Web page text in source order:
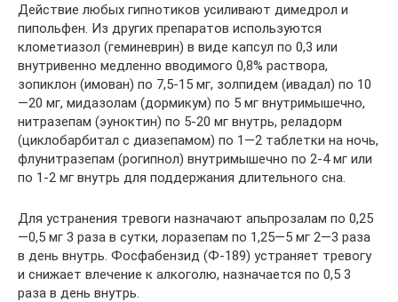
Действие любых гипнотиков усиливают димедрол и
пипольфен. Из других препаратов используются
клометиазол (геминеврин) в виде капсул по 0,3 или
внутривенно медленно вводимого 0,8% раствора,
зопиклон (имован) по 7,5-15 мг, золпидем (ивадал) по 10
—20 мг, мидазолам (дормикум) по 5 мг внутримышечно,
нитразепам (эуноктин) по 5-20 мг внутрь, реладорм
(циклобарбитал с диазепамом) по 1—2 таблетки на ночь,
флунитразепам (рогипнол) внутримышечно по 2-4 мг или
по 1-2 мг внутрь для поддержания длительного сна.
Для устранения тревоги назначают апьпрозалам по 0,25
—0,5 мг 3 раза в сутки, лоразепам по 1,25—5 мг 2—3 раза
в день внутрь. Фосфабензид (Ф-189) устраняет тревогу
и снижает влечение к алкоголю, назначается по 0,5 3
раза в день внутрь.